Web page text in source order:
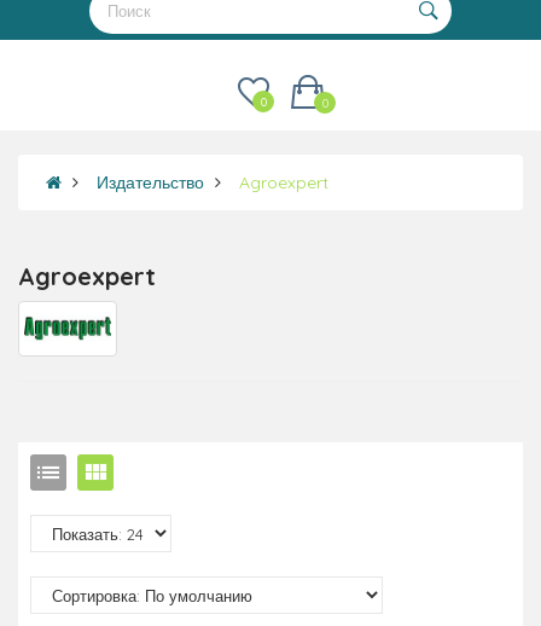
0
0
Издательство Agroexpert
Agroexpert